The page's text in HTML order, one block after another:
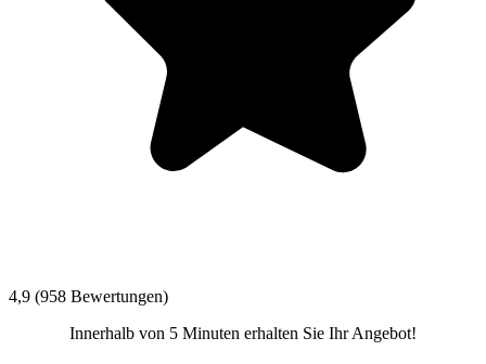
4,9 (958 Bewertungen)
Innerhalb von 5 Minuten erhalten Sie Ihr Angebot!